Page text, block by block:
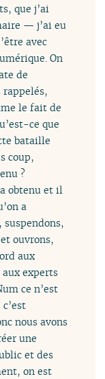
que j’ai
— j’ai eu
avec
On
de
rappelés,
le fait de
ce que
bataille
coup,
?
obtenu et il
a
ouvrons,
aux
experts
ce n’est
nous avons
une
et des
on est